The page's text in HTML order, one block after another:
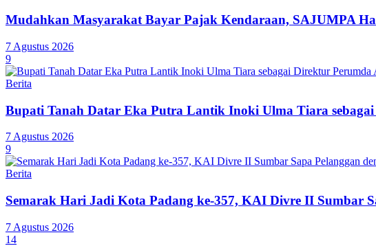
Mudahkan Masyarakat Bayar Pajak Kendaraan, SAJUMPA
7 Agustus 2026
9
Berita
Bupati Tanah Datar Eka Putra Lantik Inoki Ulma Tiara
7 Agustus 2026
9
Berita
Semarak Hari Jadi Kota Padang ke-357, KAI Divre II Sumbar
7 Agustus 2026
14